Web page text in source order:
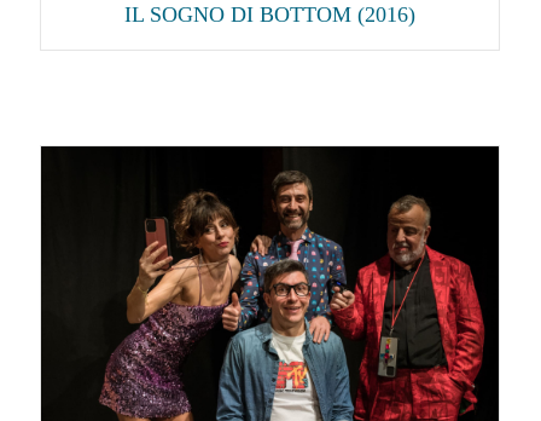
IL SOGNO DI BOTTOM (2016)